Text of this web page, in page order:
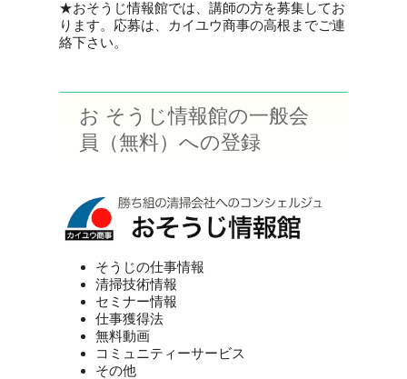
★おそうじ情報館では、講師の方を募集してお
ります。応募は、カイユウ商事の高根までご連
絡下さい。
お そうじ情報館の一般会
員（無料）への登録
そうじの仕事情報
清掃技術情報
セミナー情報
仕事獲得法
無料動画
コミュニティーサービス
その他